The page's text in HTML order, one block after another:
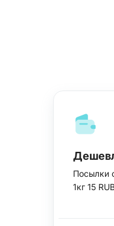
Посылки от 500 RUB Для постоянных клиентов
1кг 15